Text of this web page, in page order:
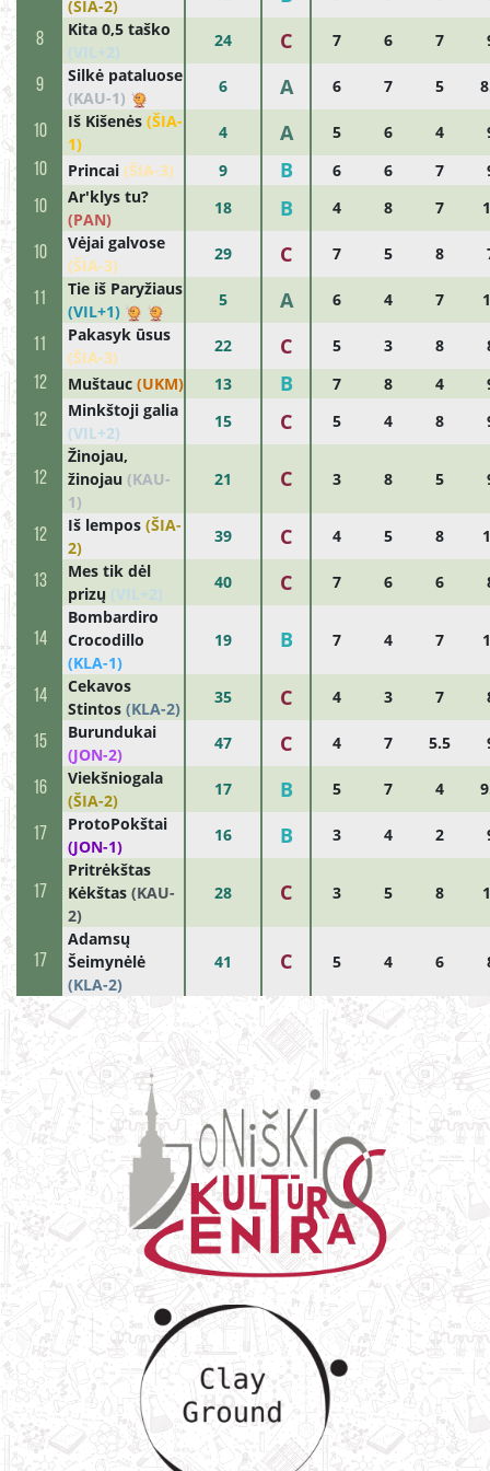
(ŠIA-2)
8
Kita 0,5 taško
(VIL+2)
24 C 7 6 7
9
Silkė pataluose
(KAU-1)
6 A 6 7 5
10
Iš Kišenės (ŠIA-
1)
4 A 5 6 4
10
Princai (ŠIA-3) 9 B 6 6 7
10
Ar'klys tu?
(PAN)
18 B 4 8 7
10
Vėjai galvose
(ŠIA-3)
29 C 7 5 8
11
Tie iš Paryžiaus
(VIL+1)
5 A 6 4 7
11
Pakasyk ūsus
(ŠIA-3)
22 C 5 3 8
12
Muštauc (UKM) 13 B 7 8 4
12
Minkštoji galia
(VIL+2)
15 C 5 4 8
12
Žinojau,
žinojau (KAU-
1)
21 C 3 8 5
12
Iš lempos (ŠIA-
2)
39 C 4 5 8
13
Mes tik dėl
prizų (VIL+2)
40 C 7 6 6
14
Bombardiro
Crocodillo
(KLA-1)
19 B 7 4 7
14
Cekavos
Stintos (KLA-2)
35 C 4 3 7
15
Burundukai
(JON-2)
47 C 4 7 5.5
16
Viekšniogala
(ŠIA-2)
17 B 5 7 4
17
ProtoPokštai
(JON-1)
16 B 3 4 2
17
Pritrėkštas
Kėkštas (KAU-
2)
28 C 3 5 8
17
Adamsų
Šeimynėlė
(KLA-2)
41 C 5 4 6